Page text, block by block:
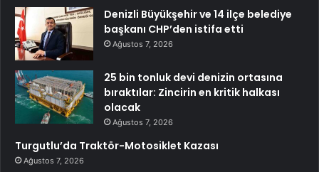
Denizli Büyükşehir ve 14 ilçe belediye
başkanı CHP’den istifa etti
Ağustos 7, 2026
25 bin tonluk devi denizin ortasına
bıraktılar: Zincirin en kritik halkası
olacak
Ağustos 7, 2026
Turgutlu’da Traktör-Motosiklet Kazası
Ağustos 7, 2026